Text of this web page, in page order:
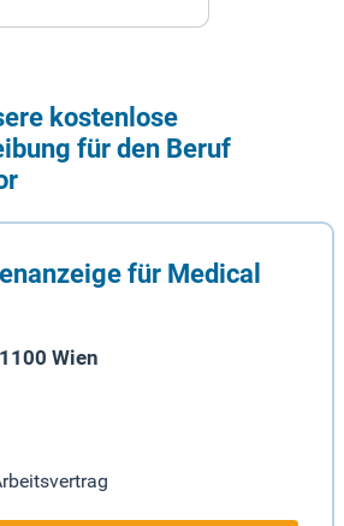
kostenlose
für den Beruf
für Medical
Wien